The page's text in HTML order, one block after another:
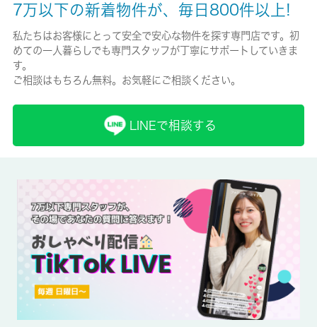
初回 １００％ 月１５００円 他あり
賃貸区分/契約期間
一般/2年
口店」があります。収納はクロゼット・シューズボックスなど豊
富なので、衣類や履き物の整理がしやすく便利です。住みやすい
環境が嬉しい賃貸物件です。世田谷区の住まい探しを 城南コミ
ュニティにお手伝いさせてください。多種多様な賃貸情報を取り
扱っている当社でなら、きっと素敵な住まいを見つけることがで
きます。駐輪場あり 自転車・バイク無料初期費用のクレジット
7万以下の新着物件が、毎日800件以上!
私たちはお客様にとって安全で安心な物件を探す専門店です。初
めての一人暮らしでも専門スタッフが丁寧にサポートしていきま
す。
ご相談はもちろん無料。お気軽にご相談ください。
LINEで相談する